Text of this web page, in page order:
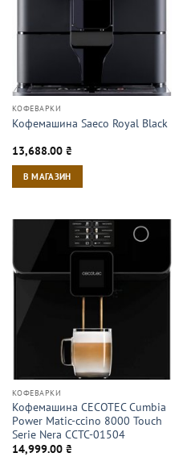
КОФЕВАРКИ
Кофемашина Saeco Royal Black
13,688.00 ₴
В МАГАЗИН
КОФЕВАРКИ
Кофемашина CECOTEC Cumbia
Power Matic-ccino 8000 Touch
Serie Nera CCTC-01504
14,999.00 ₴